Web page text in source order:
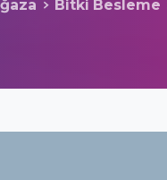
Bitki Besleme